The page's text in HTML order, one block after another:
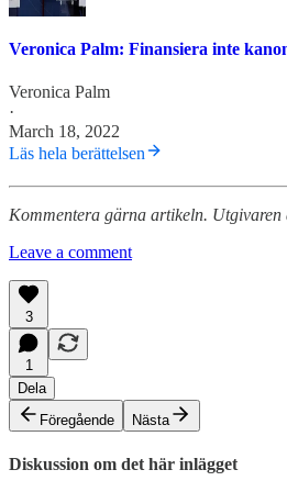
Veronica Palm: Finansiera inte
Veronica Palm
·
March 18, 2022
Läs hela berättelsen
Kommentera gärna artikeln.
Leave a comment
3
1
Dela
Föregående
Nästa
Diskussion om det här inlägget